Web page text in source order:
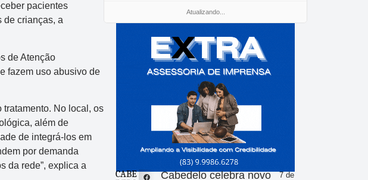
pacientes
de crianças, a
de Atenção
fazem uso abusivo de
tratamento. No local, os
além de
de integrá-los em
por demanda
da rede”, explica a
Atualizando...
CABE
Cabedelo celebra novo
7 de